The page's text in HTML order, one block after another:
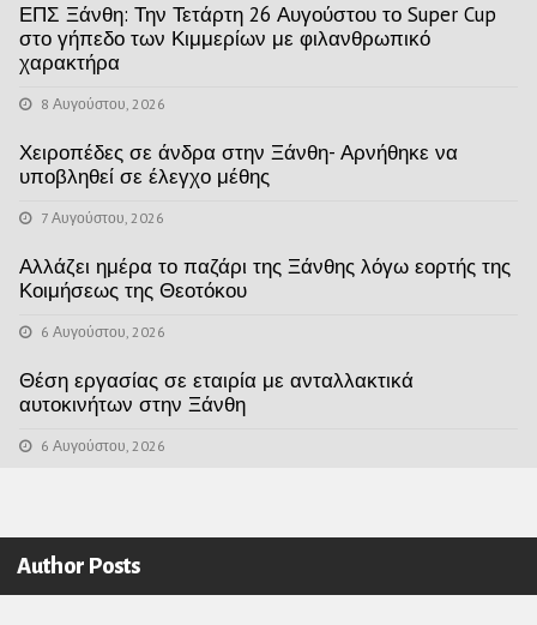
ΕΠΣ Ξάνθη: Την Τετάρτη 26 Αυγούστου το Super Cup
στο γήπεδο των Κιμμερίων με φιλανθρωπικό
χαρακτήρα
8 Αυγούστου, 2026
Χειροπέδες σε άνδρα στην Ξάνθη- Αρνήθηκε να
υποβληθεί σε έλεγχο μέθης
7 Αυγούστου, 2026
Αλλάζει ημέρα το παζάρι της Ξάνθης λόγω εορτής της
Κοιμήσεως της Θεοτόκου
6 Αυγούστου, 2026
Θέση εργασίας σε εταιρία με ανταλλακτικά
αυτοκινήτων στην Ξάνθη
6 Αυγούστου, 2026
Author Posts